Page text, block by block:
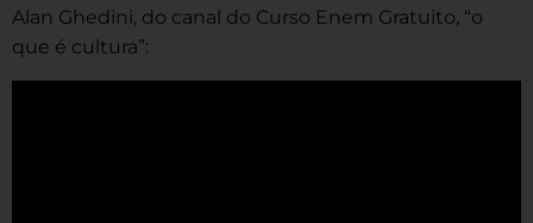
Alan Ghedini, do canal do Curso Enem Gratuito, “o
que é cultura”: